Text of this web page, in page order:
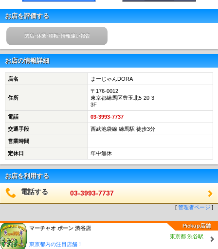
お店を評価する
閉店･休業･移転･情報違い報告
お店の情報詳細
店名 まーじゃんDORA
住所
〒176-0012
東京都練馬区豊玉北5-20-3
3F
電話 03-3993-7737
交通手段 西武池袋線 練馬駅 徒歩3分
営業時間
定休日 年中無休
お店を利用する
電話する 03-3993-7737
[ 管理者ページ ]
Pickup店舗
マーチャオ ポーン 渋谷店
東京都 渋谷駅
東京都内の注目店舗！